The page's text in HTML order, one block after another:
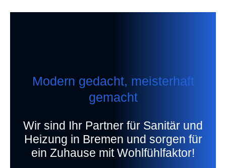
Modern gedacht, meisterhaft
gemacht
Wir sind Ihr Partner für Sanitär und
Heizung in Bremen und sorgen für
ein Zuhause mit Wohlfühlfaktor!